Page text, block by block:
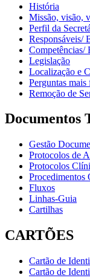
História
Missão, visão,
Perfil da
Responsáveis/
Competências/
Legislação
Localização e
Perguntas mais
Remoção de
Documentos
Gestão
Protocolos de
Protocolos
Procedimentos
Fluxos
Linhas-Guia
Cartilhas
CARTÕES
Cartão de
Cartão de